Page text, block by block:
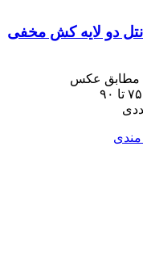
دو لایه کش مخفی
: مطابق عکس
مندی